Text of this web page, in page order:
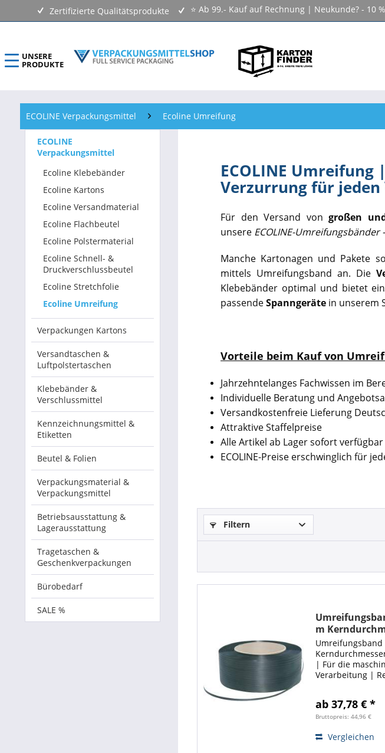
Zertifizierte Qualitätsprodukte ⭐ Ab 99.- Kauf auf Rechnung | Neukunde? - 10
UNSERE
PRODUKTE
ECOLINE Verpackungsmittel
Verpackungen Kartons
Versandtaschen & Luftpolstertaschen
Kennzeichnungsmittel & Etiketten
Beutel & Folien
Verpackungsmaterial & Verpackungsmittel
Betriebsausstattung & Lagerausstattung
Tragetaschen & Geschenkverpackungen
Bürobedarf
SALE %
ECOLINE Verpackungsmittel Ecoline Umreifung
ECOLINE
Verpackungsmittel
Ecoline Klebebänder
Ecoline Kartons
Ecoline Versandmaterial
Ecoline Flachbeutel
Ecoline Polstermaterial
Ecoline Schnell- &
Druckverschlussbeutel
Ecoline Stretchfolie
Ecoline Umreifung
Verpackungen Kartons
Versandtaschen &
Luftpolstertaschen
Klebebänder &
Verschlussmittel
Kennzeichnungsmittel &
Etiketten
Beutel & Folien
Verpackungsmaterial &
Verpackungsmittel
Betriebsausstattung &
Lagerausstattung
Tragetaschen &
Geschenkverpackungen
Bürobedarf
SALE %
ECOLINE
Verzurrung für jeden
Für den Versand von großen
unsere ECOLINE-Umreifungsbänder -
Manche Kartonagen und Pakete
mittels Umreifungsband an. Die
Klebebänder optimal und bietet
passendeSpanngeräte in unserem
Vorteile beim Kauf von
Jahrzehntelanges Fachwissen im
Individuelle Beratung und
Versandkostenfreie Lieferung
Attraktive Staffelpreise
Alle Artikel ab Lager sofort verfügbar
ECOLINE-Preise erschwinglich für
Filtern
m
schwarz |
Umreifungsband
| Für die
Verarbeitung |
entlang! ❗
ab 37,78 € *
Bruttopreis: 44,96 €
Vergleichen